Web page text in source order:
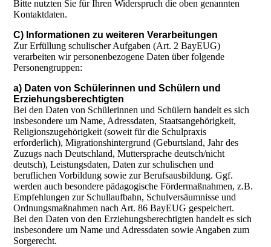
Bitte nutzten Sie für Ihren Widerspruch die oben genannten
Kontaktdaten.
C) Informationen zu weiteren Verarbeitungen
Zur Erfüllung schulischer Aufgaben (Art. 2 BayEUG)
verarbeiten wir personenbezogene Daten über folgende
Personengruppen:
a) Daten von Schülerinnen und Schülern und
Erziehungsberechtigten
Bei den Daten von Schülerinnen und Schülern handelt es sich
insbesondere um Name, Adressdaten, Staatsangehörigkeit,
Religionszugehörigkeit (soweit für die Schulpraxis
erforderlich), Migrationshintergrund (Geburtsland, Jahr des
Zuzugs nach Deutschland, Muttersprache deutsch/nicht
deutsch), Leistungsdaten, Daten zur schulischen und
beruflichen Vorbildung sowie zur Berufsausbildung. Ggf.
werden auch besondere pädagogische Fördermaßnahmen, z.B.
Empfehlungen zur Schullaufbahn, Schulversäumnisse und
Ordnungsmaßnahmen nach Art. 86 BayEUG gespeichert.
Bei den Daten von den Erziehungsberechtigten handelt es sich
insbesondere um Name und Adressdaten sowie Angaben zum
Sorgerecht.